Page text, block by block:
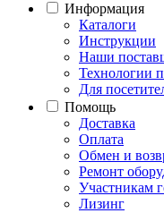
Информация
Каталоги
Инструкции
Наши
Технологии
Для
Помощь
Доставка
Оплата
Обмен и
Ремонт
Участникам
Лизинг